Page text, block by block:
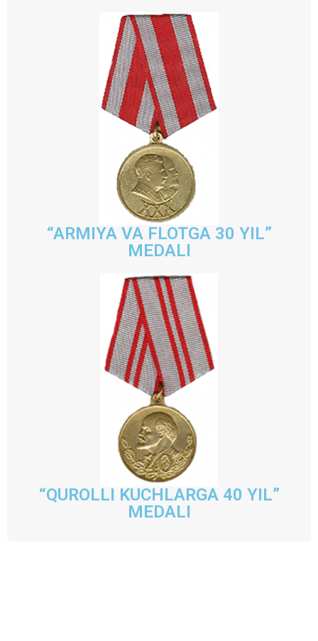
“ARMIYA VA FLOTGA 30 YIL”
MEDALI
“QUROLLI KUCHLARGA 40 YIL”
MEDALI